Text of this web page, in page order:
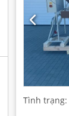
Tình trạng: